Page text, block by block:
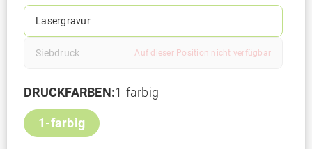
Lasergravur
Siebdruck Auf dieser Position nicht verfügbar
DRUCKFARBEN:1-farbig
1-farbig